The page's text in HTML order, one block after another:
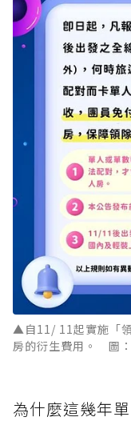
▲自11/ 11起實施「
房的衍生費用。 圖
為什麼這幾年